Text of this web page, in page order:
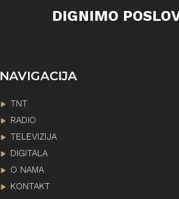
DIGNIMO
NAVIGACIJA
TNT
RADIO
TELEVIZIJA
DIGITALA
O NAMA
KONTAKT